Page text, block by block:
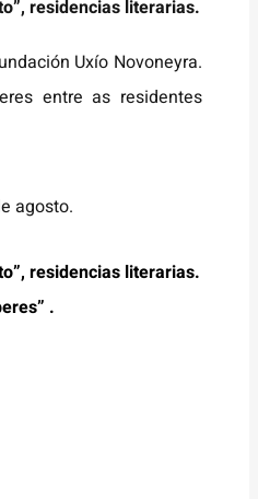
residencias literarias.
Uxío Novoneyra.
entre as residentes
agosto.
residencias literarias.
.